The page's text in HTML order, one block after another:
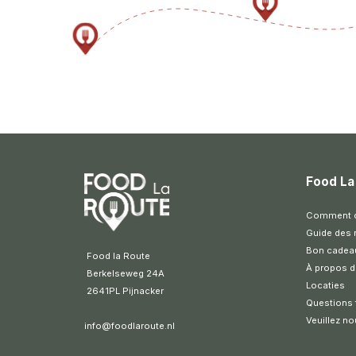
Food la Route
Berkelseweg 24A
2641PL Pijnacker
info@foodlaroute.nl
Food
Comment
Guide des
Bon
À propos
Locaties
Questions
Veuillez